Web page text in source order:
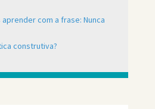
com a frase: Nunca
construtiva?